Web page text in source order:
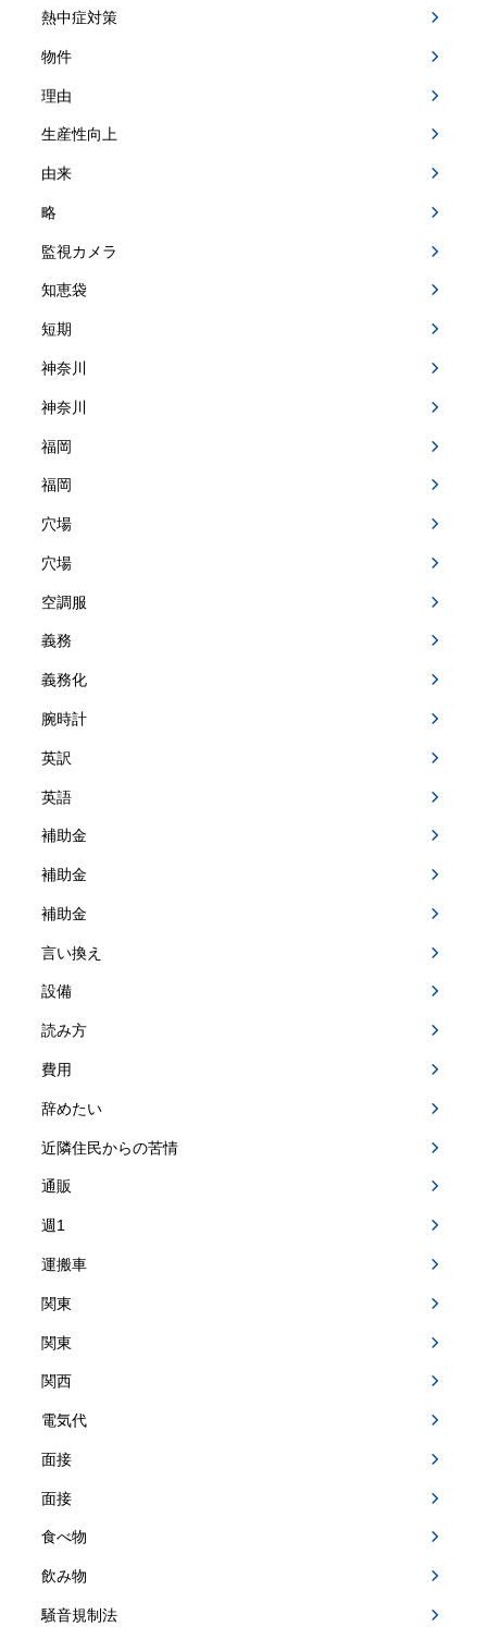
熱中症対策
物件
理由
生産性向上
由来
略
監視カメラ
知恵袋
短期
神奈川
神奈川
福岡
福岡
穴場
穴場
空調服
義務
義務化
腕時計
英訳
英語
補助金
補助金
補助金
言い換え
設備
読み方
費用
辞めたい
近隣住民からの苦情
通販
週1
運搬車
関東
関東
関西
電気代
面接
面接
食べ物
飲み物
騒音規制法